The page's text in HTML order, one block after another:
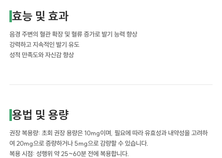
효능 및 효과
음경 주변의 혈관 확장 및 혈류 증가로 발기 능력 향상
강력하고 지속적인 발기 유도
성적 만족도와 자신감 향상
용법 및 용량
권장 복용량: 초회 권장 용량은 10mg이며, 필요에 따라 유효성과 내약성을 고려하
여 20mg으로 증량하거나 5mg으로 감량할 수 있습니다.
복용 시점: 성행위 약 25~60분 전에 복용합니다.